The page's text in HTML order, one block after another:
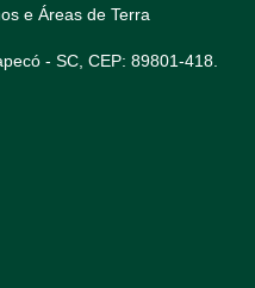
e Áreas de Terra
- SC, CEP: 89801-418.